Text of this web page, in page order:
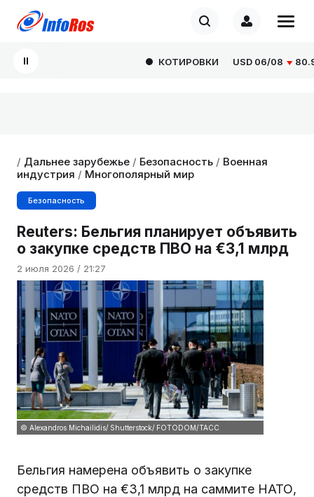
КОТИРОВКИ USD06/08
/ Дальнее зарубежье / Безопасность / Военная
индустрия / Многополярный мир
Безопасность
Reuters: Бельгия планирует объявить
о закупке средств ПВО на €3,1 млрд
2 июля 2026 / 21:27
© Alexandros Michailidis/ Shutterstock/ FOTODOM/ТАСС
Бельгия намерена объявить о закупке
средств ПВО на €3,1 млрд на саммите НАТО,